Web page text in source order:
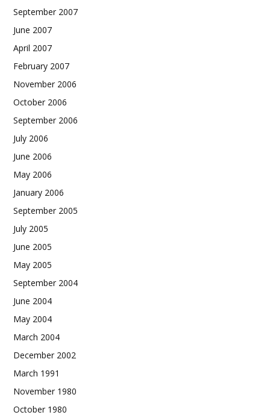
September 2007
June 2007
April 2007
February 2007
November 2006
October 2006
September 2006
July 2006
June 2006
May 2006
January 2006
September 2005
July 2005
June 2005
May 2005
September 2004
June 2004
May 2004
March 2004
December 2002
March 1991
November 1980
October 1980